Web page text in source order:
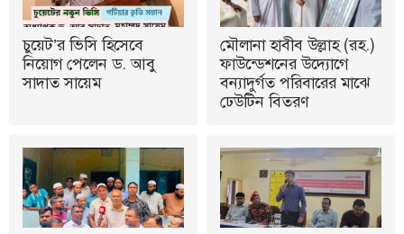
চুয়েট’র ভিসি হিসেবে
নিয়োগ পেলেন ড. আবু
সাদাত সায়েম
মৌলানা হাবীব উল্লাহ (রহ.)
ফাউন্ডেশনের উদ্যোগে
বন্যাদুর্গত পরিবারের মাঝে
ঢেউটিন বিতরণ